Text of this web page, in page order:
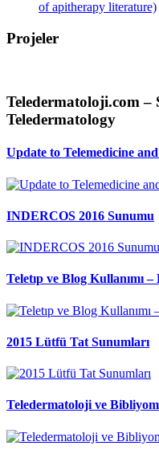
of apitherapy literature)
Projeler
Teledermatoloji.com –
Teledermatology
Update to Telemedicine
INDERCOS 2016 Sunumu
Teletıp ve Blog Kullanımı
2015 Lütfü Tat Sunumları
Teledermatoloji ve